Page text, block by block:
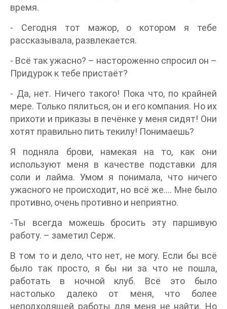
время.
- Сегодня тот мажор, о котором я тебе
рассказывала, развлекается.
- Всё так ужасно? – настороженно спросил он –
Придурок к тебе пристаёт?
- Да, нет. Ничего такого! Пока что, по крайней
мере. Только пялиться, он и его компания. Но их
прихоти и приказы в печёнке у меня сидят! Они
хотят правильно пить текилу! Понимаешь?
Я подняла брови, намекая на то, как они
используют меня в качестве подставки для
соли и лайма. Умом я понимала, что ничего
ужасного не происходит, но всё же…. Мне было
противно, очень противно и неприятно.
-Ты всегда можешь бросить эту паршивую
работу. – заметил Серж.
В том то и дело, что нет, не могу. Если бы всё
было так просто, я бы ни за что не пошла,
работать в ночной клуб. Всё это было
настолько далеко от меня, что более
неподходящей работы для меня не найти. Но